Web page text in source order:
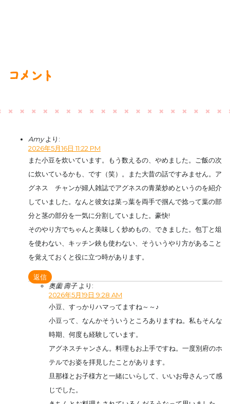
コメント
Amy より:
2026年5月16日 11:22 PM
また小豆を炊いています。もう数えるの、やめました。ご飯の次
に炊いているかも、です（笑）。また大昔の話ですみません。ア
グネス チャンが婦人雑誌でアグネスの青菜炒めというのを紹介
していました。なんと彼女は菜っ葉を両手で掴んで捻って葉の部
分と茎の部分を一気に分割していました。豪快!
そのやり方でちゃんと美味しく炒めもの、できました。包丁と俎
を使わない、キッチン鋏も使わない、そういうやり方があること
を覚えておくと役に立つ時があります。
返信
奥薗 壽子 より:
2026年5月19日 9:28 AM
小豆、すっかりハマってますね～～♪
小豆って、なんかそういうところありますね。私もそんな
時期、何度も経験しています。
アグネスチャンさん。料理もお上手ですね。一度別府のホ
テルでお姿を拝見したことがあります。
旦那様とお子様方と一緒にいらして、いいお母さんって感
じでした。